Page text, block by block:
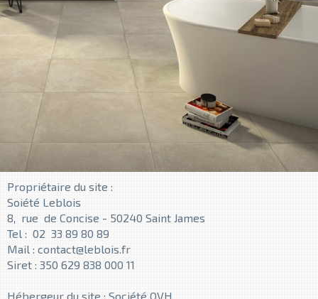
Propriétaire du site :
Soiété Leblois
8, rue de Concise - 50240 Saint James
Tel : 02 33 89 80 89
Mail : contact@leblois.fr
Siret : 350 629 838 000 11
Hébergeur du site : Société OVH